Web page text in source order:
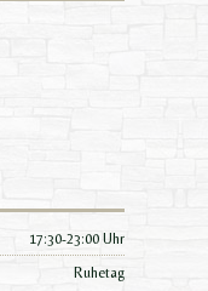
17:30-23:00 Uhr
Ruhetag